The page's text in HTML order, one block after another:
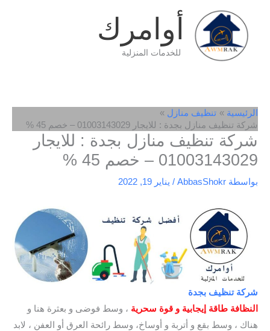
المحتوى
أوامرك
للخدمات المنزلية
الرئيسية
تنظيف منازل
شركة تنظيف منازل بجدة : للايجار 01003143029 – خصم 45 %
شركة تنظيف منازل بجدة : للايجار
01003143029 – خصم 45 %
بواسطة AbbasShokr
/ يناير 19, 2022
شركة تنظيف بجدة
النظافة طاقة إيجابية و قوة سحرية ، وسط فوضى و بعثرة هنا و
هناك ، وسط بقع و أتربة و أوساخ، وسط رائحة العرق أو العفن ، لابد